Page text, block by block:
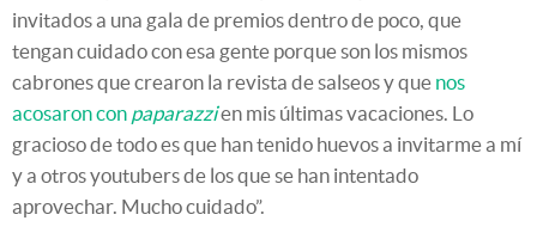
invitados a una gala de premios dentro de poco, que
tengan cuidado con esa gente porque son los mismos
cabrones que crearon la revista de salseos y que nos
acosaron con paparazzien mis últimas vacaciones. Lo
gracioso de todo es que han tenido huevos a invitarme a mí
y a otros youtubers de los que se han intentado
aprovechar. Mucho cuidado”.